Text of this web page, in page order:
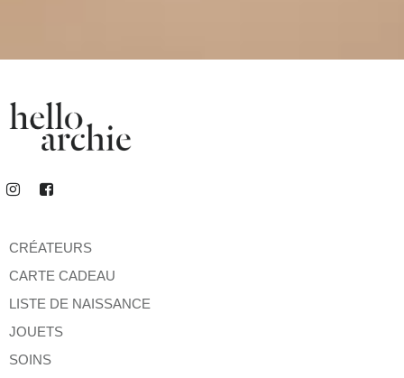
CRÉATEURS
CARTE CADEAU
LISTE DE NAISSANCE
JOUETS
SOINS